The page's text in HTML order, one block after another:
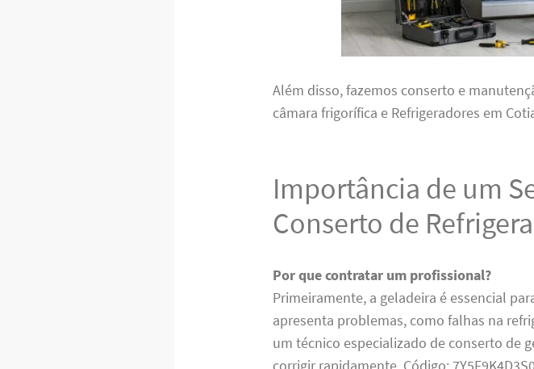
Além disso, fazemos conserto e
câmara frigorífica e Refrigeradores em
Importância de um
Conserto de
Por que contratar um profissional?
Primeiramente, a geladeira é essencial
apresenta problemas, como falhas na
um técnico especializado de conserto de
corrigir rapidamente. Código: